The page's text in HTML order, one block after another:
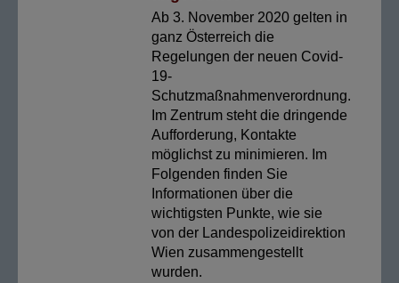
Ab 3. November 2020 gelten in
ganz Österreich die
Regelungen der neuen Covid-
19-
Schutzmaßnahmenverordnung.
Im Zentrum steht die dringende
Aufforderung, Kontakte
möglichst zu minimieren. Im
Folgenden finden Sie
Informationen über die
wichtigsten Punkte, wie sie
von der Landespolizeidirektion
Wien zusammengestellt
wurden.